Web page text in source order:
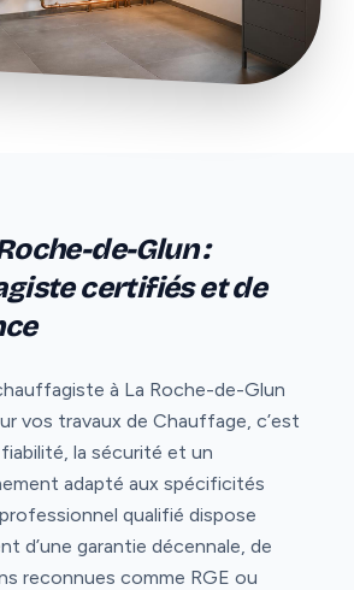
de-Glun :
certifiés et de
à La Roche-de-Glun
vos travaux de Chauffage, c’est
la sécurité et un
adapté aux spécificités
qualifié dispose
d’une garantie décennale, de
reconnues comme RGE ou